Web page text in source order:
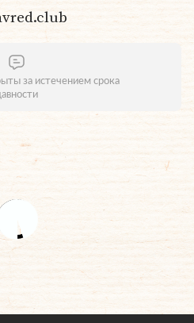
за истечением срока